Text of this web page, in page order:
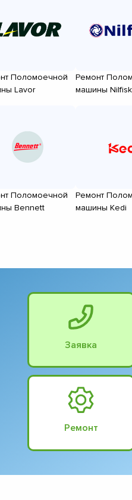
Поломоечной
Lavor
Ремонт
машины Nilfisk
Поломоечной
Bennett
Ремонт
машины Kedi
Заявка
Ремонт